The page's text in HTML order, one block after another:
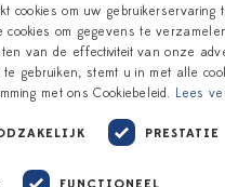
Workshops
Vacatures
Zakelijk
cookies om uw gebruikerservaring
cookies om gegevens te
van de effectiviteit van onze
gebruiken, stemt u in met alle
met ons Cookiebeleid. Lees
PRESTATIE
FUNCTIONEEL